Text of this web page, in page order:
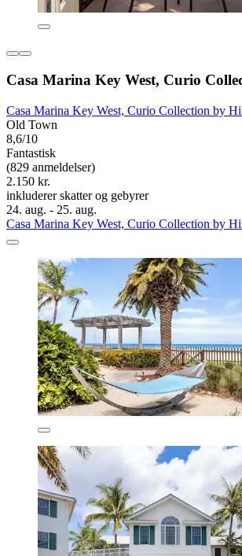
Casa Marina Key West, Curio
Casa Marina Key West, Curio Collection by
Old Town
8,6/10
Fantastisk
(829 anmeldelser)
2.150 kr.
inkluderer skatter og gebyrer
24. aug. - 25. aug.
Casa Marina Key West, Curio Collection by